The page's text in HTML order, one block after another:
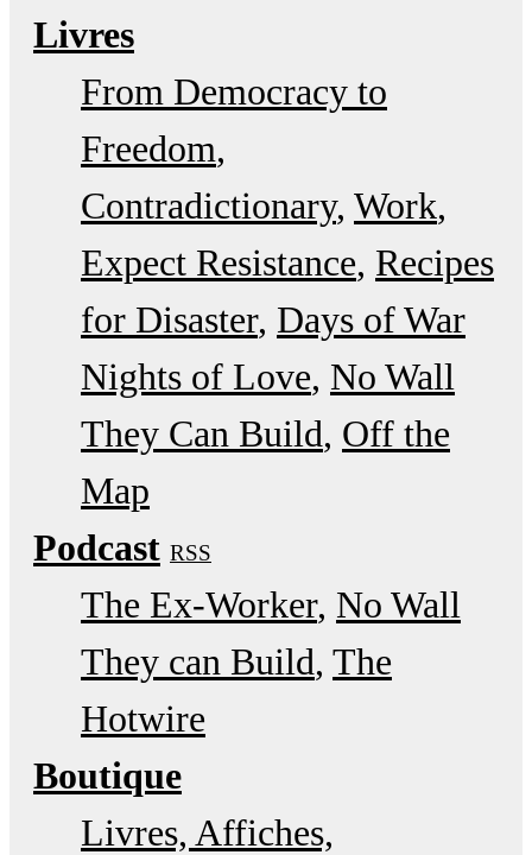
Livres
From Democracy to
Freedom
Contradictionary Work
Expect Resistance Recipes
for Disaster Days of War
Nights of Love No Wall
They Can Build Off the
Map
Podcast RSS
The Ex-Worker No Wall
They can Build The
Hotwire
Boutique
Livres, Affiches,